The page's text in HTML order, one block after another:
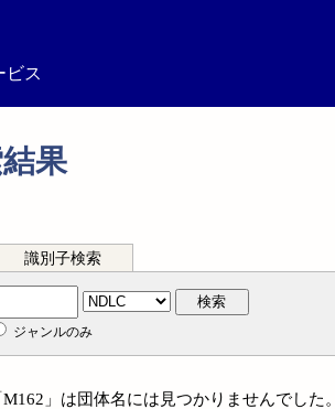
ビス
果
識別子検索
検索
ジャンルのみ
」は団体名には見つかりませんでした。